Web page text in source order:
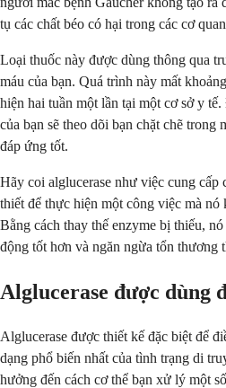
tụ các chất béo có hại trong các cơ
Loại thuốc này được dùng thông qua
máu của bạn. Quá trình này mất
hiện hai tuần một lần tại một cơ sở y
của bạn sẽ theo dõi bạn chặt chẽ trong
đáp ứng tốt.
Hãy coi alglucerase như việc cung cấp
thiết để thực hiện một công việc mà
Bằng cách thay thế enzyme bị thiếu,
động tốt hơn và ngăn ngừa tổn thương
Alglucerase được dùng
Alglucerase được thiết kế đặc biệt để
dạng phổ biến nhất của tình trạng di
hưởng đến cách cơ thể bạn xử lý một